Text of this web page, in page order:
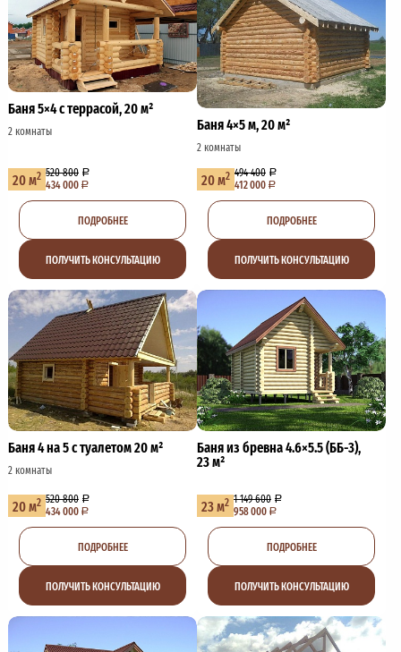
Баня 5×4 с террасой, 20 м²
2 комнаты
20 м2 520 800
434 000
ПОДРОБНЕЕ
ПОЛУЧИТЬ КОНСУЛЬТАЦИЮ
Баня 4×5 м, 20 м²
2 комнаты
20 м2 494 400
412 000
ПОДРОБНЕЕ
ПОЛУЧИТЬ КОНСУЛЬТАЦИЮ
Баня 4 на 5 с туалетом 20 м²
2 комнаты
20 м2 520 800
434 000
ПОДРОБНЕЕ
ПОЛУЧИТЬ КОНСУЛЬТАЦИЮ
Баня из бревна 4.6×5.5 (ББ-3),
23 м²
23 м2 1 149 600
958 000
ПОДРОБНЕЕ
ПОЛУЧИТЬ КОНСУЛЬТАЦИЮ